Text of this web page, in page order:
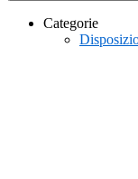
Categorie